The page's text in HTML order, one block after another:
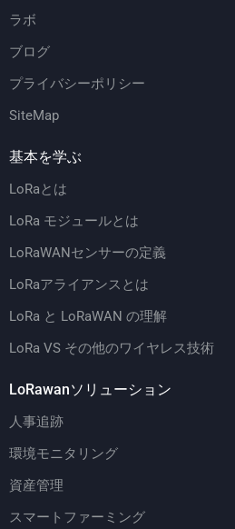
ラボ
ブログ
プライバシーポリシー
SiteMap
基本を学ぶ
LoRaとは
LoRa モジュールとは
LoRaWANセンサーの定義
LoRaアライアンスとは
LoRa と LoRaWAN の理解
LoRa VS その他のワイヤレス技術
LoRawanソリューション
人事追跡
環境モニタリング
資産管理
スマートファーミング